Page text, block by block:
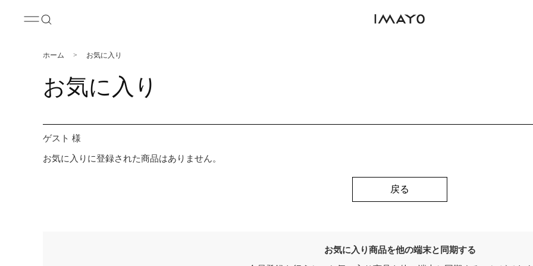
ホーム > お気に入り
お気に入り
ゲスト 様
お気に入りに登録された商品はありません。
戻る
お気に入り商品を他の端末と同期する